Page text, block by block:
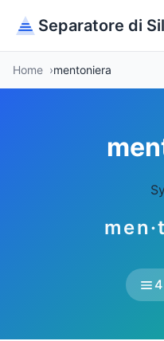
Separatore di
Home mentoniera